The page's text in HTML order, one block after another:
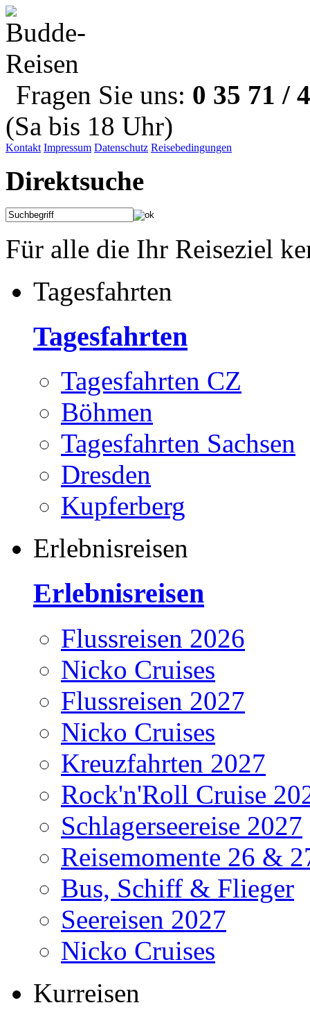
Fragen Sie uns: 0 35 71 /
(Sa bis 18 Uhr)
Kontakt Impressum Datenschutz Reisebedingungen
Direktsuche
Für alle die Ihr Reiseziel
Tagesfahrten
Tagesfahrten
Tagesfahrten CZ
Böhmen
Tagesfahrten Sachsen
Dresden
Kupferberg
Erlebnisreisen
Erlebnisreisen
Flussreisen 2026
Nicko Cruises
Flussreisen 2027
Nicko Cruises
Kreuzfahrten 2027
Rock'n'Roll Cruise
Schlagerseereise 2027
Reisemomente 26 &
Bus, Schiff & Flieger
Seereisen 2027
Nicko Cruises
Kurreisen